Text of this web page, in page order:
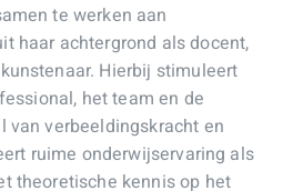
te werken aan
haar achtergrond als docent,
Hierbij stimuleert
het team en de
van verbeeldingskracht en
ruime onderwijservaring als
theoretische kennis op het